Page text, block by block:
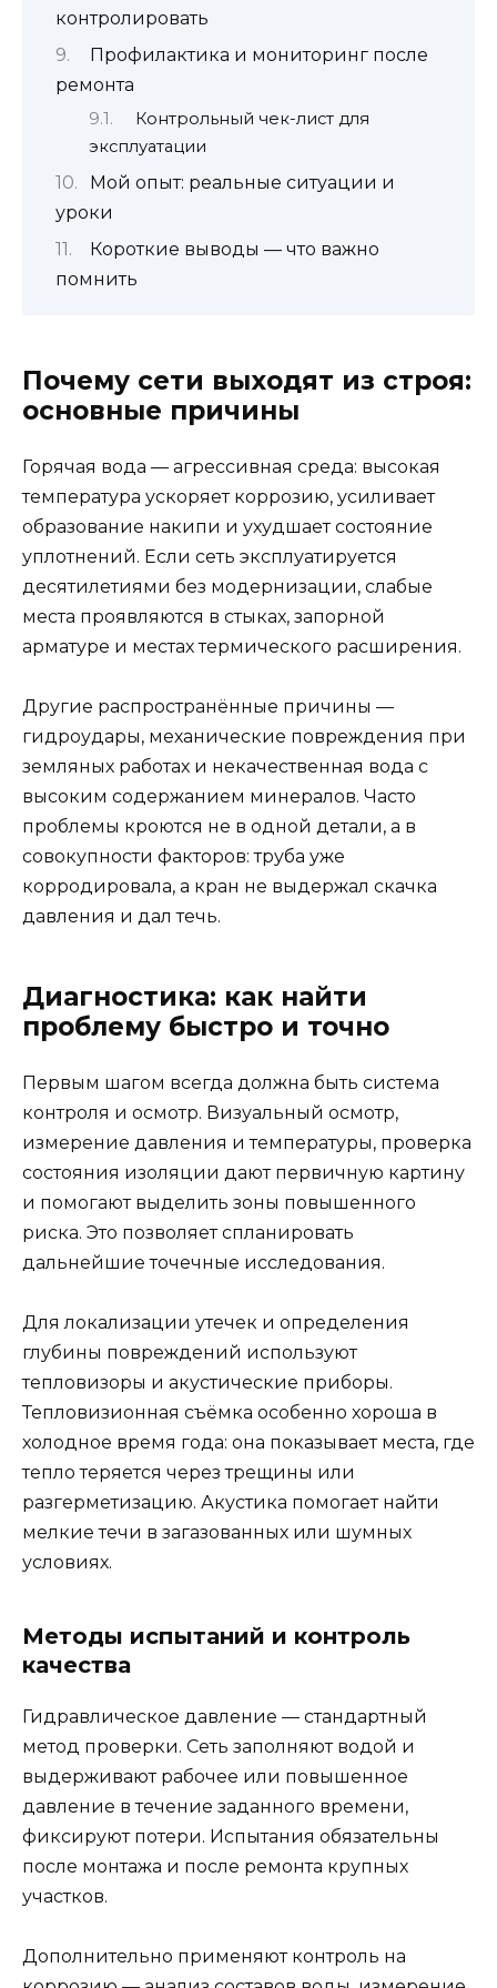
контролировать
Профилактика и мониторинг после
ремонта
Контрольный чек-лист для
эксплуатации
Мой опыт: реальные ситуации и
уроки
Короткие выводы — что важно
помнить
Почему сети выходят из строя:
основные причины
Горячая вода — агрессивная среда: высокая
температура ускоряет коррозию, усиливает
образование накипи и ухудшает состояние
уплотнений. Если сеть эксплуатируется
десятилетиями без модернизации, слабые
места проявляются в стыках, запорной
арматуре и местах термического расширения.
Другие распространённые причины —
гидроудары, механические повреждения при
земляных работах и некачественная вода с
высоким содержанием минералов. Часто
проблемы кроются не в одной детали, а в
совокупности факторов: труба уже
корродировала, а кран не выдержал скачка
давления и дал течь.
Диагностика: как найти
проблему быстро и точно
Первым шагом всегда должна быть система
контроля и осмотр. Визуальный осмотр,
измерение давления и температуры, проверка
состояния изоляции дают первичную картину
и помогают выделить зоны повышенного
риска. Это позволяет спланировать
дальнейшие точечные исследования.
Для локализации утечек и определения
глубины повреждений используют
тепловизоры и акустические приборы.
Тепловизионная съёмка особенно хороша в
холодное время года: она показывает места, где
тепло теряется через трещины или
разгерметизацию. Акустика помогает найти
мелкие течи в загазованных или шумных
условиях.
Методы испытаний и контроль
качества
Гидравлическое давление — стандартный
метод проверки. Сеть заполняют водой и
выдерживают рабочее или повышенное
давление в течение заданного времени,
фиксируют потери. Испытания обязательны
после монтажа и после ремонта крупных
участков.
Дополнительно применяют контроль на